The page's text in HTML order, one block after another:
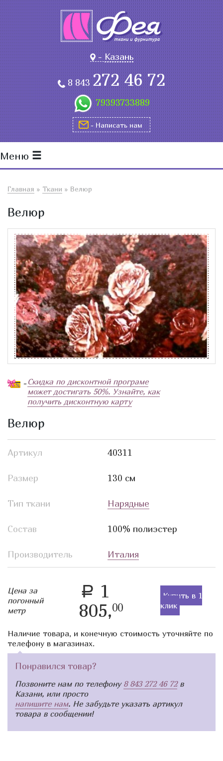
-Казань
8 843272 46 72
79393733889
- Написать нам
Меню
Главная » Ткани » Велюр
Велюр
- Скидка по дисконтной програме
может достигать 50%. Узнайте, как
получить дисконтную карту
Велюр
Артикул 40311
Размер 130 см
Тип ткани Нарядные
Состав 100% полиэстер
Производитель Италия
Цена за
погонный
метр
a
1
805,00
Купить в 1
клик
Наличие товара, и конечную стоимость уточняйте по
телефону в магазинах.
Понравился товар?
Позвоните нам по телефону 8 843 272 46 72в
Казани, или просто
напишите нам. Не забудьте указать артикул
товара в сообщении!